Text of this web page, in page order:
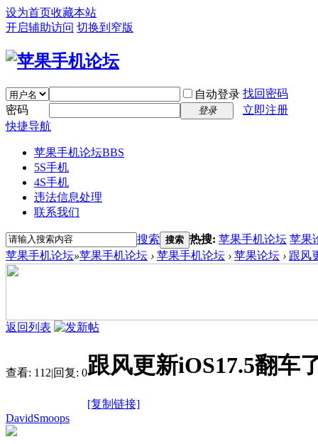
设为首页收藏本站
开启辅助访问 切换到窄版
自动登录 找回密码
密码
登录
立即注册
快捷导航
苹果手机论坛BBS
5S手机
4S手机
违法信息处理
联系我们
搜索 搜索 热搜: 苹果手机论坛 苹果
苹果手机论坛»苹果手机论坛 › 苹果手机论坛 › 苹果论坛 › 跟风
返回列表
查看: 112|回复: 0跟风更新iOS17.5翻车
[复制链接]
DavidSmoops